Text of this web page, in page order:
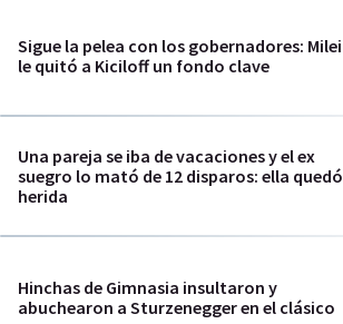
Sigue la pelea con los gobernadores: Milei
le quitó a Kiciloff un fondo clave
Una pareja se iba de vacaciones y el ex
suegro lo mató de 12 disparos: ella quedó
herida
Hinchas de Gimnasia insultaron y
abuchearon a Sturzenegger en el clásico